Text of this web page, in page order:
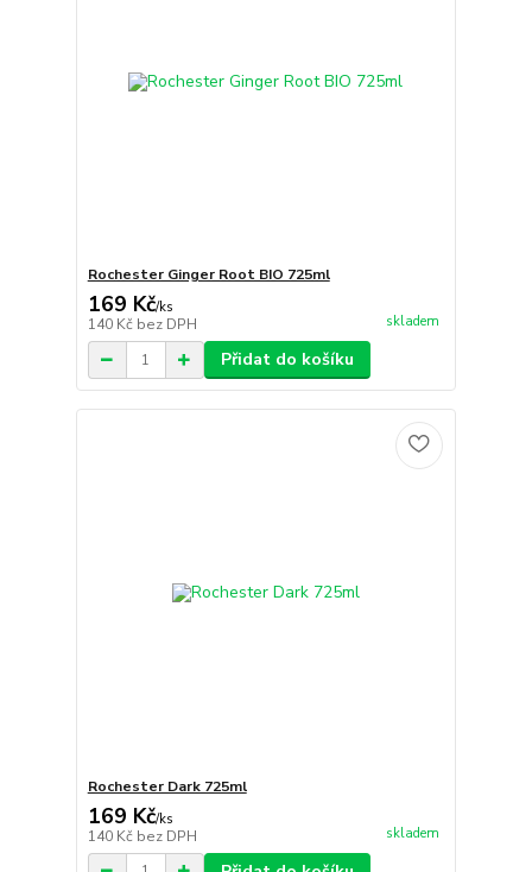
Rochester Ginger Root BIO 725ml
169 Kč/ks
140 Kč bez DPH skladem
Přidat do košíku
Rochester Dark 725ml
169 Kč/ks
140 Kč bez DPH skladem